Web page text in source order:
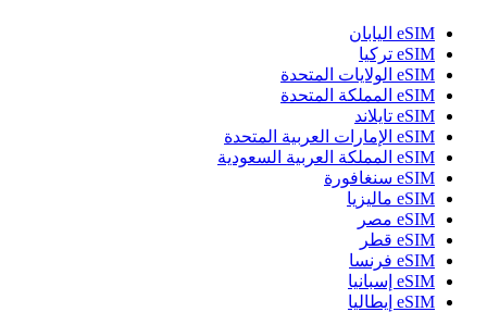
eSIM اليابان
eSIM تركيا
eSIM الولايات المتحدة
eSIM المملكة المتحدة
eSIM تايلاند
eSIM الإمارات العربية المتحدة
eSIM المملكة العربية السعودية
eSIM سنغافورة
eSIM ماليزيا
eSIM مصر
eSIM قطر
eSIM فرنسا
eSIM إسبانيا
eSIM إيطاليا